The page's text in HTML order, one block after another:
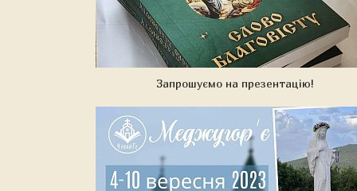
Запрошуємо на презентацію!